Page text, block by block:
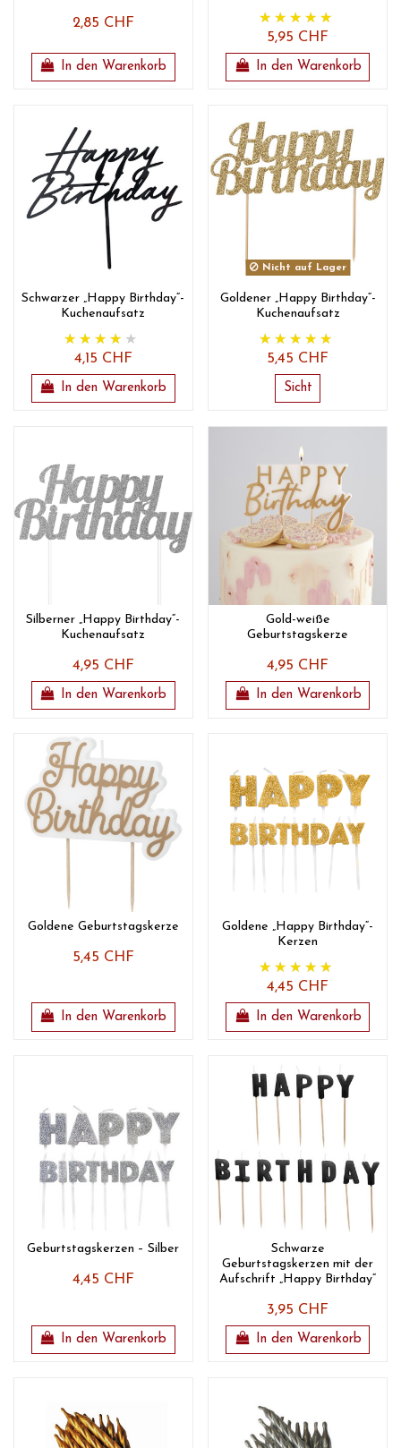
2,85 CHF
In den Warenkorb
5,95 CHF
In den Warenkorb
Schwarzer „Happy Birthday“-
Kuchenaufsatz
4,15 CHF
In den Warenkorb
Nicht auf Lager
Goldener „Happy Birthday“-
Kuchenaufsatz
5,45 CHF
Sicht
Silberner „Happy Birthday“-
Kuchenaufsatz
4,95 CHF
In den Warenkorb
Gold-weiße
Geburtstagskerze
4,95 CHF
In den Warenkorb
Goldene Geburtstagskerze
5,45 CHF
In den Warenkorb
Goldene „Happy Birthday“-
Kerzen
4,45 CHF
In den Warenkorb
Geburtstagskerzen – Silber
4,45 CHF
In den Warenkorb
Schwarze
Geburtstagskerzen mit der
Aufschrift „Happy Birthday“
3,95 CHF
In den Warenkorb